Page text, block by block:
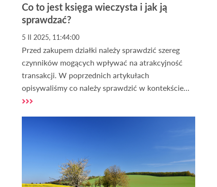
Co to jest księga wieczysta i jak ją
sprawdzać?
5 II 2025, 11:44:00
Przed zakupem działki należy sprawdzić szereg
czynników mogących wpływać na atrakcyjność
transakcji. W poprzednich artykułach
opisywaliśmy co należy sprawdzić w kontekście
zakupu działki. Jednym ze źródeł informacji o